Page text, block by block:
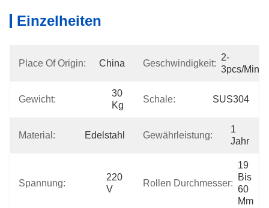
Einzelheiten
Place Of Origin: China Geschwindigkeit:
2-
3pcs/min
Gewicht:
30
Kg
Schale: SUS304
Material: Edelstahl Gewährleistung:
1
Jahr
Spannung:
220
V
Rollen Durchmesser:
19
Bis
60
Mm